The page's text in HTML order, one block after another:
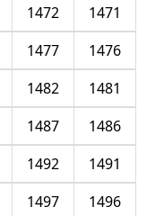
1471
1472
1476
1477
1481
1482
1486
1487
1491
1492
1496
1497